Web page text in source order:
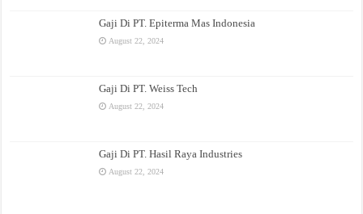
Gaji Di PT. Epiterma Mas Indonesia
August 22, 2024
Gaji Di PT. Weiss Tech
August 22, 2024
Gaji Di PT. Hasil Raya Industries
August 22, 2024